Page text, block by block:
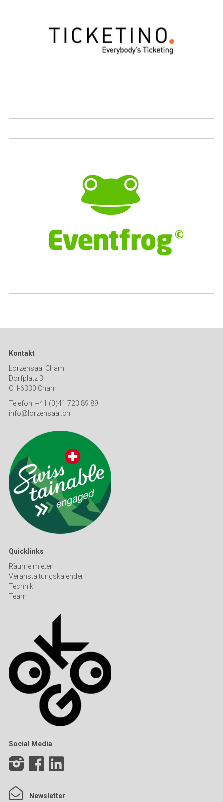
Kontakt
Lorzensaal Cham
Dorfplatz 3
CH-6330 Cham
Telefon: +41 (0)41 723 89 89
info@lorzensaal.ch
Quicklinks
Räume mieten
Veranstaltungskalender
Technik
Team
Social Media
Newsletter